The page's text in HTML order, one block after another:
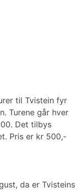
til Tvistein fyr
Turene går hver
Det tilbys
Pris er kr 500,-
da er Tvisteins